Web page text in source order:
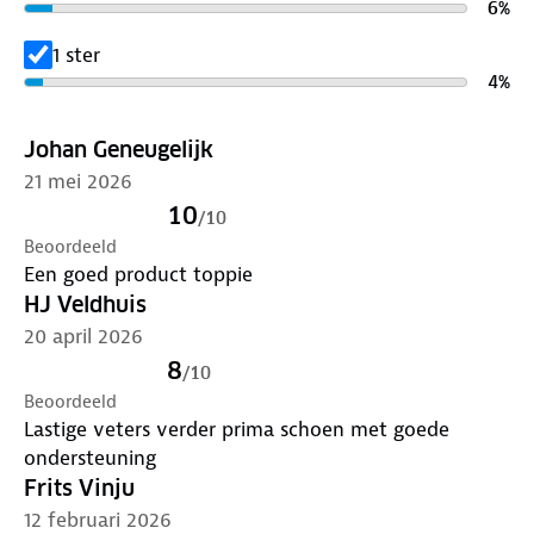
je schoenen. Voorkom dat je ergens achter blijft
haken en valt.
wandelschoenen kiest voor jouw avontuur. Verleng
de levensduur van je schoenen met goed
onderhoud. Zijn je schoenen aan vervanging toe?
Lever ze in bij onze winkels. Wij geven ze een
nieuwe bestemming.
6%
1 ster
4%
Johan Geneugelijk
21 mei 2026
10/10
Beoordeeld
Een goed product toppie
HJ Veldhuis
20 april 2026
8/10
Beoordeeld
Lastige veters verder prima schoen met goede
ondersteuning
Frits Vinju
12 februari 2026